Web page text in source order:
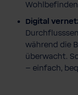
Digital
während die
überwacht.
– einfach,